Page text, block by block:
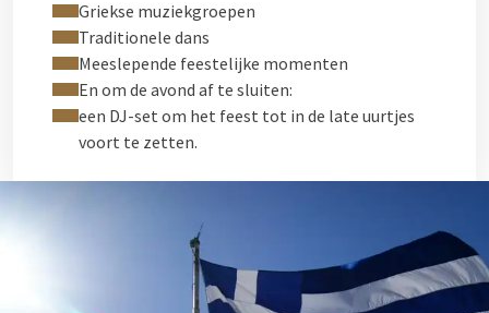
Griekse muziekgroepen
Traditionele dans
Meeslepende feestelijke momenten
En om de avond af te sluiten:
een DJ-set om het feest tot in de late uurtjes
voort te zetten.